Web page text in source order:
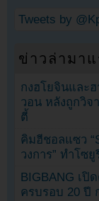
Tweets by
ข่าวล่ามาแ
กงฮโยจินและ
วอน หลังถูกวิจ
ตี้
คิมฮีชอลแซว
วงการ” ทำโซ
BIGBANG เปิ
ครบรอบ 20 ปี